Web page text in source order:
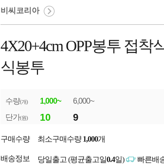
비씨코리아
4X20+4cm OPP봉투 접착
식봉투
수량(개) 1,000~
6,000~
단가(원) 10 9
구매수량 최소구매수량1,000개
배송정보 당일출고 (평균출고일0.4일)
빠른배